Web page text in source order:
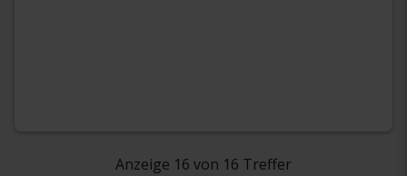
Anzeige 16 von 16 Treffer